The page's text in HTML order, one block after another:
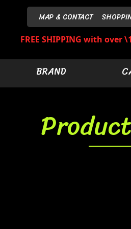
MAP & CONTACT
FREE SHIPPING with over
BRAND